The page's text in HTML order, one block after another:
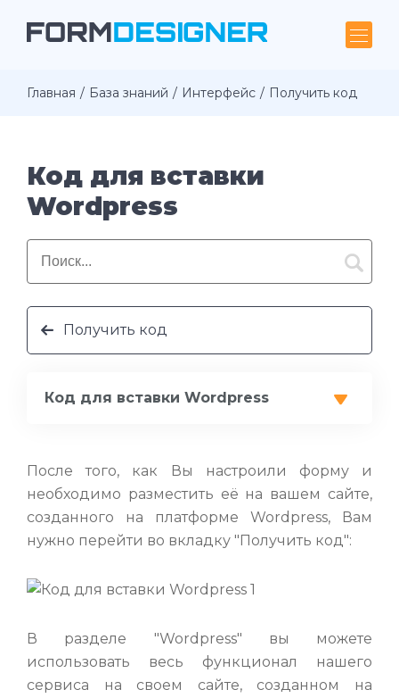
Главная База знаний Интерфейс Получить код
Код для вставки
Wordpress
Получить код
Код для вставки Wordpress
После того, как Вы настроили форму и
необходимо разместить её на вашем сайте,
созданного на платформе Wordpress, Вам
нужно перейти во вкладку "Получить код":
В разделе "Wordpress" вы можете
использовать весь функционал нашего
сервиса на своем сайте, созданном на